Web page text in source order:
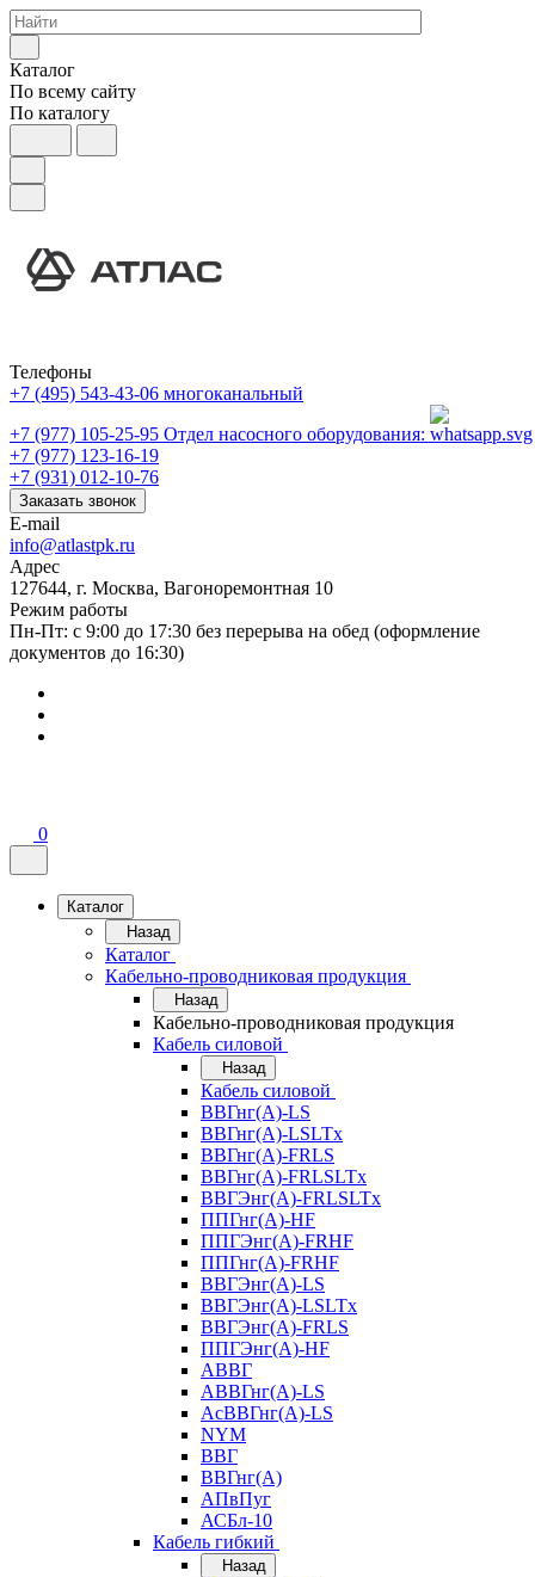
Каталог
По всему сайту
По каталогу
Телефоны
+7 (495) 543-43-06 многоканальный
+7 (977) 105-25-95 Отдел насосного оборудования:
+7 (977) 123-16-19
+7 (931) 012-10-76
Заказать звонок
E-mail
info@atlastpk.ru
Адрес
127644, г. Москва, Вагоноремонтная 10
Режим работы
Пн-Пт: с 9:00 до 17:30 без перерыва на обед (оформление
документов до 16:30)
0
Каталог
Назад
Каталог
Кабельно-проводниковая продукция
Назад
Кабельно-проводниковая продукция
Кабель силовой
Назад
Кабель силовой
ВВГнг(А)-LS
ВВГнг(А)-LSLTx
ВВГнг(А)-FRLS
ВВГнг(А)-FRLSLTx
ВВГЭнг(А)-FRLSLTx
ППГнг(А)-HF
ППГЭнг(А)-FRHF
ППГнг(А)-FRHF
ВВГЭнг(А)-LS
ВВГЭнг(А)-LSLTx
ВВГЭнг(А)-FRLS
ППГЭнг(А)-HF
АВВГ
АВВГнг(А)-LS
АсВВГнг(А)-LS
NYM
ВВГ
ВВГнг(А)
АПвПуг
АСБл-10
Кабель гибкий
Назад